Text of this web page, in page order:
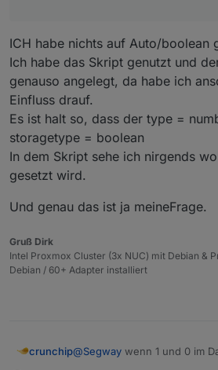
Influx/Grafana nicht mehr
angezeigt.
ICH habe nichts auf Auto/boolean
Ich habe das Skript genutzt und
genauso angelegt, da habe ich
Einfluss drauf.
Es ist halt so, dass der type =
storagetype = boolean
In dem Skript sehe ich nirgends
gesetzt wird.
Und genau das ist ja meineFrage.
Gruß Dirk
Intel Proxmox Cluster (3x NUC) mit Debian &
Debian / 60+ Adapter installiert
crunchip@Segway wenn 1 und 0 im